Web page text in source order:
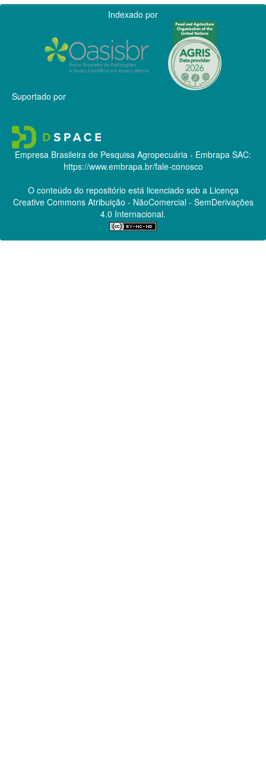
Indexado por
Suportado por
Empresa Brasileira de Pesquisa Agropecuária - Embrapa SAC:
https://www.embrapa.br/fale-conosco
O conteúdo do repositório está licenciado sob a Licença
Creative CommonsAtribuição - NãoComercial - SemDerivações
4.0 Internacional.